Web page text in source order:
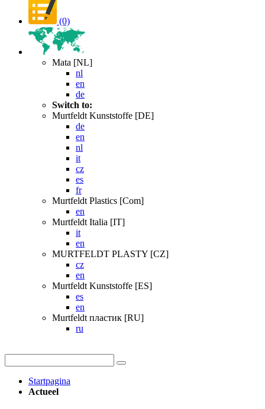
(0)
Mata [NL]
nl
en
de
Switch to:
Murtfeldt Kunststoffe [DE]
de
en
nl
it
cz
es
fr
Murtfeldt Plastics [Com]
en
Murtfeldt Italia [IT]
it
en
MURTFELDT PLASTY [CZ]
cz
en
Murtfeldt Kunststoffe [ES]
es
en
Murtfeldt пластик [RU]
ru
Startpagina
Actueel